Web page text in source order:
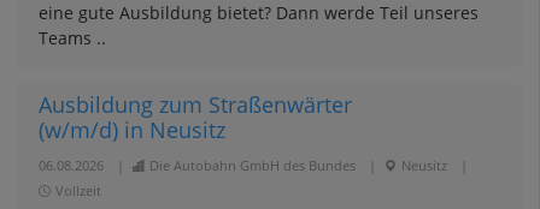
eine gute Ausbildung bietet? Dann werde Teil unseres
Teams ..
Ausbildung zum Straßenwärter
(w/m/d) in Neusitz
06.08.2026 Die Autobahn GmbH des Bundes Neusitz
Vollzeit